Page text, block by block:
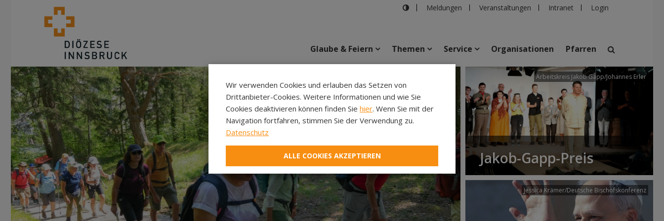
Meldungen Veranstaltungen Intranet Login
suchen
Veranstaltungen Personen Pfarren Einrichtungen
Glaube & Feiern Themen Service Organisationen Pfarren
Arbeitskreis Jakob Gapp/Johannes Erler
Jakob-Gapp-Preis
Jessica Krämer/Deutsche Bischofskonferenz
Wir verwenden Cookies und erlauben das Setzen von
Drittanbieter-Cookies. Weitere Informationen und wie Sie
Cookies deaktivieren können finden Sie hier. Wenn Sie mit der
Navigation fortfahren, stimmen Sie der Verwendung zu.
Datenschutz
ALLE COOKIES AKZEPTIEREN